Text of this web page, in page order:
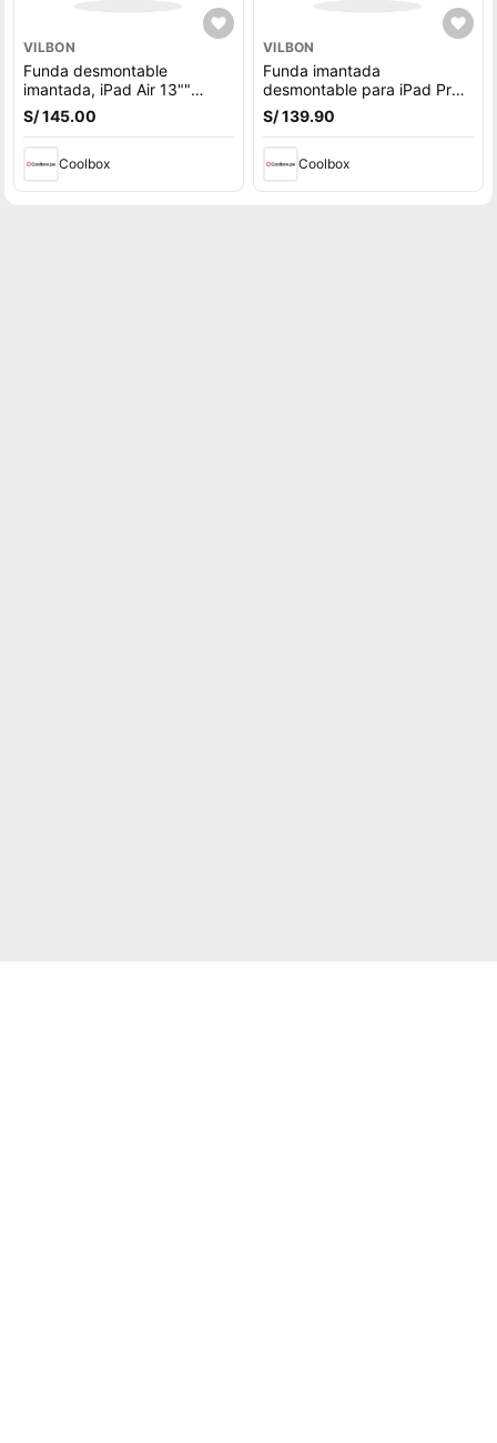
VILBON
Funda desmontable
imantada, iPad Air 13""
2024/2025, ranura Apple
Pencil, protector de cámara,
S/ 145.00
Coolbox
VILBON
Funda imantada
desmontable para iPad Pro
11"" (2024), tapa
multifuncional, ranura para
S/ 139.90
Coolbox